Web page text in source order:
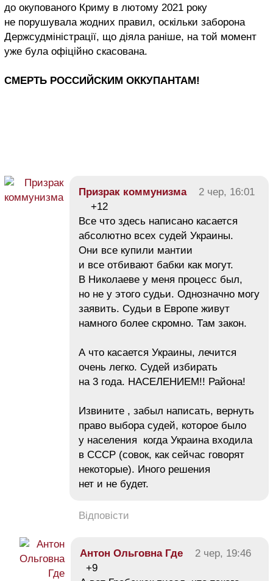
до окупованого Криму в лютому 2021 року
не порушувала жодних правил, оскільки заборона
Держсудміністрації, що діяла раніше, на той момент
уже була офіційно скасована.
СМЕРТЬ РОССИЙСКИМ ОККУПАНТАМ!
Призрак коммунизма
2 чер, 16:01
+12
Все что здесь написано касается
абсолютно всех судей Украины.
Они все купили мантии
и все отбивают бабки как могут.
В Николаеве у меня процесс был,
но не у этого судьи. Однозначно могу
заявить. Судьи в Европе живут
намного более скромно. Там закон.
А что касается Украины, лечится
очень легко. Судей избирать
на 3 года. НАСЕЛЕНИЕМ!! Района!
Извините , забыл написать, вернуть
право выбора судей, которое было
у населения когда Украина входила
в СССР (совок, как сейчас говорят
некоторые). Иного решения
нет и не будет.
Відповісти
Антон Ольговна Где
2 чер, 19:46
+9